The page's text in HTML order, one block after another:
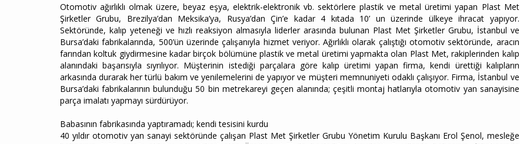
Otomotiv ağırlıklı olmak üzere, beyaz eşya, elektrik-elektronik vb. sektörlere plastik ve metal üretimi yapan Plast Met
Şirketler Grubu, Brezilya’dan Meksika’ya, Rusya’dan Çin’e kadar 4 kıtada 10’ un üzerinde ülkeye ihracat yapıyor.
Sektöründe, kalıp yeteneği ve hızlı reaksiyon almasıyla liderler arasında bulunan Plast Met Şirketler Grubu, İstanbul ve
Bursa’daki fabrikalarında, 500’ün üzerinde çalışanıyla hizmet veriyor. Ağırlıklı olarak çalıştığı otomotiv sektöründe, aracın
farından koltuk giydirmesine kadar birçok bölümüne plastik ve metal üretimi yapmakta olan Plast Met, rakiplerinden kalıp
alanındaki başarısıyla sıyrılıyor. Müşterinin istediği parçalara göre kalıp üretimi yapan firma, kendi ürettiği kalıpların
arkasında durarak her türlü bakım ve yenilemelerini de yapıyor ve müşteri memnuniyeti odaklı çalışıyor. Firma, İstanbul ve
Bursa’daki fabrikalarının bulunduğu 50 bin metrekareyi geçen alanında; çeşitli montaj hatlarıyla otomotiv yan sanayisine
parça imalatı yapmayı sürdürüyor.
Babasının fabrikasında yaptıramadı; kendi tesisini kurdu
40 yıldır otomotiv yan sanayi sektöründe çalışan Plast Met Şirketler Grubu Yönetim Kurulu Başkanı Erol Şenol, mesleğe